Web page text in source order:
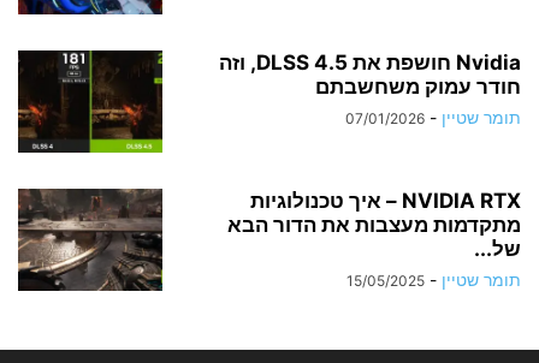
Nvidia חושפת את DLSS 4.5, וזה
חודר עמוק משחשבתם
תומר שטיין -
07/01/2026
NVIDIA RTX – איך טכנולוגיות
מתקדמות מעצבות את הדור הבא
של...
תומר שטיין -
15/05/2025